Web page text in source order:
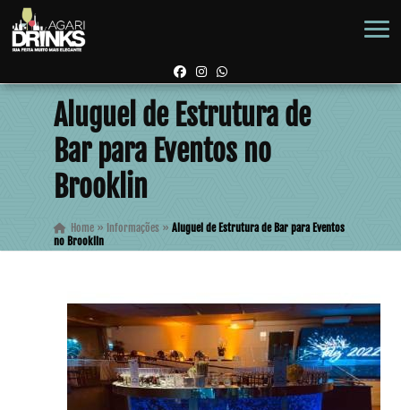
Aluguel de Estrutura de
Bar para Eventos no
Brooklin
Home» Informações » Aluguel de Estrutura de Bar para Eventos
no Brooklin